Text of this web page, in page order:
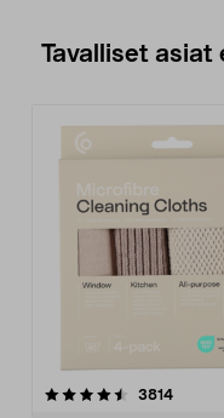
Tavalliset asiat
3814
4.5viidestä